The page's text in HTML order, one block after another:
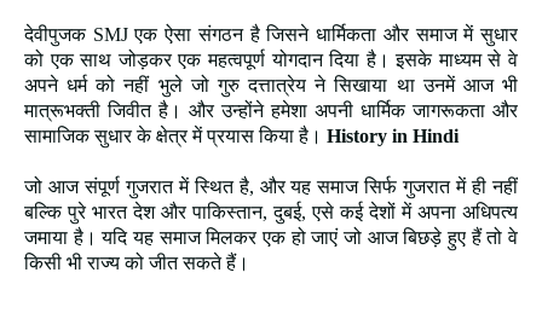
देवीपुजक SMJ एक ऐसा संगठन है जिसने धार्मिकता और समाज में सुधार
को एक साथ जोड़कर एक महत्वपूर्ण योगदान दिया है। इसके माध्यम से वे
अपने धर्म को नहीं भुले जो गुरु दत्तात्रेय ने सिखाया था उनमें आज भी
मात्रूभक्ती जिवीत है। और उन्होंने हमेशा अपनी धार्मिक जागरूकता और
सामाजिक सुधार के क्षेत्र में प्रयास किया है। History in Hindi
जो आज संपूर्ण गुजरात में स्थित है, और यह समाज सिर्फ गुजरात में ही नहीं
बल्कि पुरे भारत देश और पाकिस्तान, दुबई, एसे कई देशों में अपना अधिपत्य
जमाया है। यदि यह समाज मिलकर एक हो जाएं जो आज बिछड़े हुए हैं तो वे
किसी भी राज्य को जीत सकते हैं।